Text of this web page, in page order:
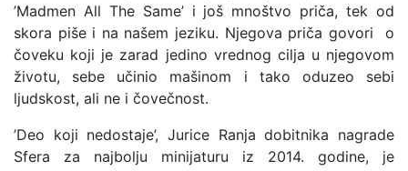
’Madmen All The Same’ i još mnoštvo priča, tek od
skora piše i na našem jeziku. Njegova priča govori o
čoveku koji je zarad jedino vrednog cilja u njegovom
životu, sebe učinio mašinom i tako oduzeo sebi
ljudskost, ali ne i čovečnost.
’Deo koji nedostaje’, Jurice Ranja dobitnika nagrade
Sfera za najbolju minijaturu iz 2014. godine, je